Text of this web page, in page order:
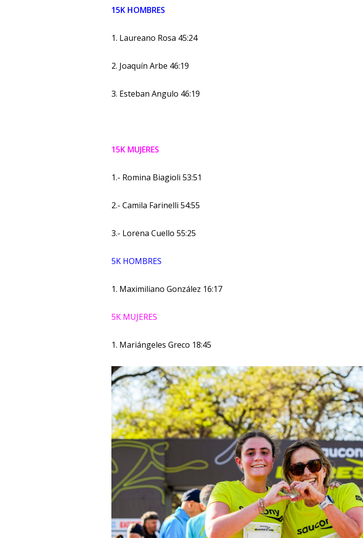
15K HOMBRES
1. Laureano Rosa 45:24
2. Joaquín Arbe 46:19
3. Esteban Angulo 46:19
15K MUJERES
1.- Romina Biagioli 53:51
2.- Camila Farinelli 54:55
3.- Lorena Cuello 55:25
5K HOMBRES
1. Maximiliano González 16:17
5K MUJERES
1. Mariángeles Greco 18:45